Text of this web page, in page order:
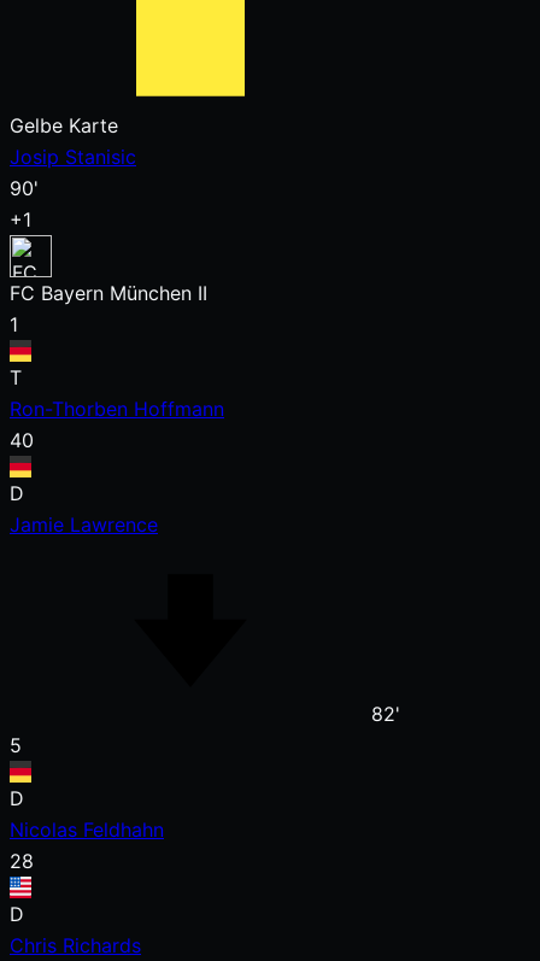
Gelbe Karte
Josip Stanisic
90'
+1
FC Bayern München II
1
T
Ron-Thorben Hoffmann
40
D
Jamie Lawrence
82'
5
D
Nicolas Feldhahn
28
D
Chris Richards